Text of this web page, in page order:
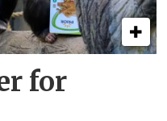
for